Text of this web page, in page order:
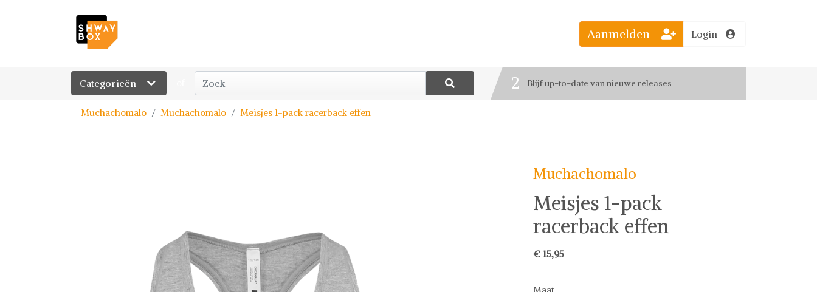
Categorieën
Bestel jouw favoriete looks
2 Blijf up-to-date van nieuwe releases
Aanmelden Login
Muchachomalo Muchachomalo Meisjes 1-pack racerback effen
Muchachomalo
Meisjes 1-pack
racerback effen
€ 15,95